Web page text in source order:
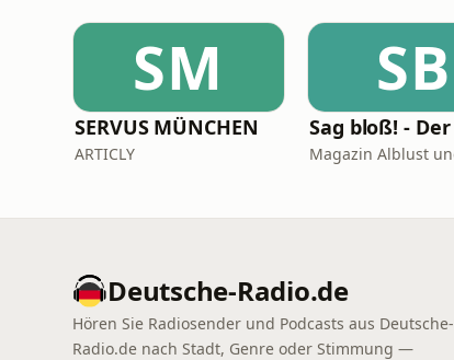
SM
SERVUS MÜNCHEN
ARTICLY
SB
Deutsche-Radio.de
Hören Sie Radiosender und Podcasts aus Deutsche-
Radio.de nach Stadt, Genre oder Stimmung —